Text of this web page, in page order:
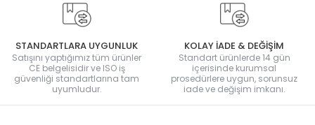
STANDARTLARA UYGUNLUK
Satışını yaptığımız tüm ürünler
CE belgelisidir ve ISO iş
güvenliği standartlarına tam
uyumludur.
KOLAY İADE & DEĞİŞİM
Standart ürünlerde 14 gün
içerisinde kurumsal
prosedürlere uygun, sorunsuz
iade ve değişim imkanı.